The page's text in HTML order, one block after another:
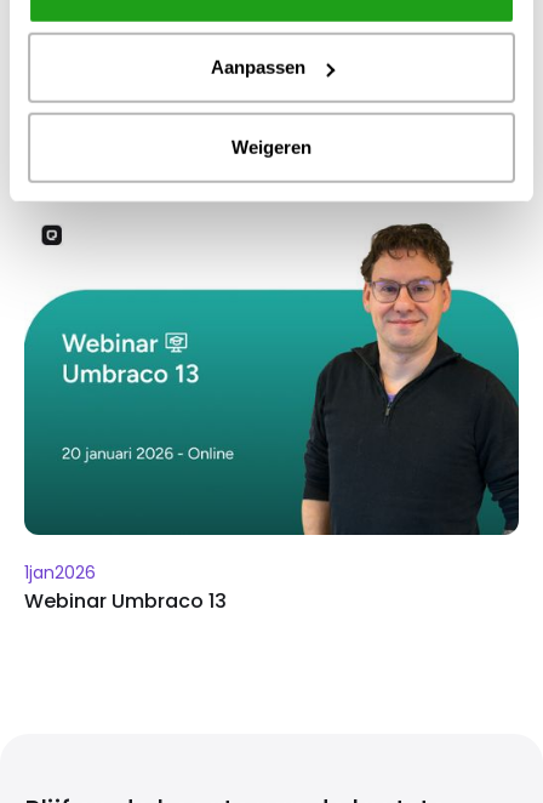
Aanpassen
Weigeren
Aedes-corporatiedag
1jan2026
Webinar Umbraco 13